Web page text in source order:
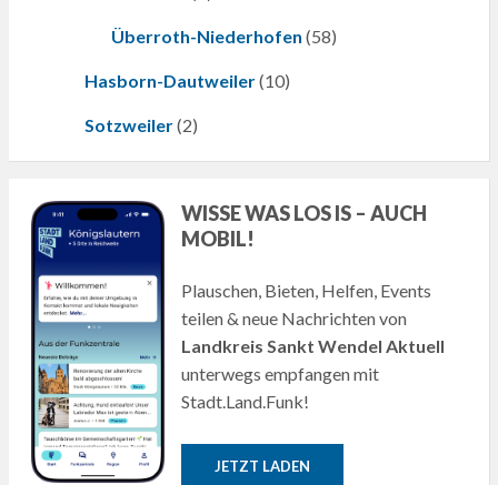
Überroth-Niederhofen (58)
Hasborn-Dautweiler(10)
Sotzweiler(2)
WISSE WAS LOS IS – AUCH
MOBIL!
Plauschen, Bieten, Helfen, Events
teilen & neue Nachrichten von
Landkreis Sankt Wendel Aktuell
unterwegs empfangen mit
Stadt.Land.Funk!
JETZT LADEN